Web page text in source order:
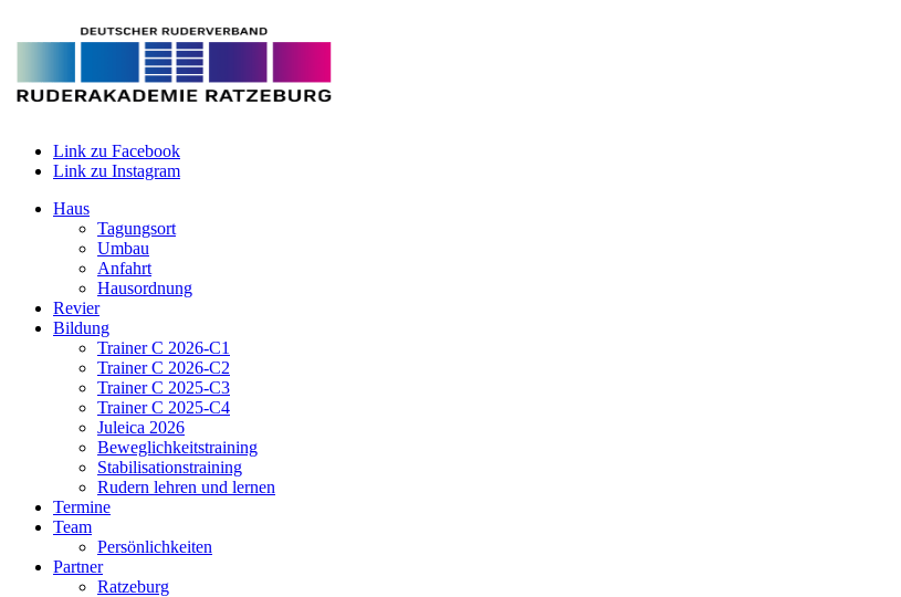
Link zu Facebook
Link zu Instagram
Haus
Tagungsort
Umbau
Anfahrt
Hausordnung
Revier
Bildung
Trainer C 2026-C1
Trainer C 2026-C2
Trainer C 2025-C3
Trainer C 2025-C4
Juleica 2026
Beweglichkeitstraining
Stabilisationstraining
Rudern lehren und lernen
Termine
Team
Persönlichkeiten
Partner
Ratzeburg